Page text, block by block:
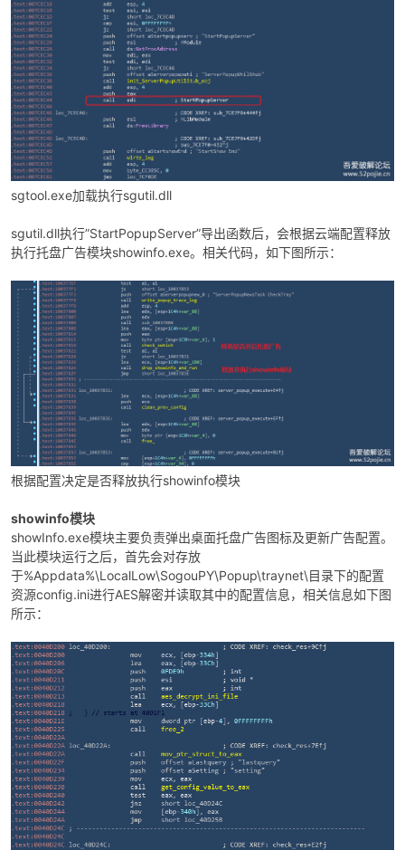
sgtool.exe加载执行sgutil.dll
sgutil.dll执行”StartPopupServer”导出函数后，会根据云端配置释放
执行托盘广告模块showinfo.exe。相关代码，如下图所示：
根据配置决定是否释放执行showinfo模块
showinfo模块
showInfo.exe模块主要负责弹出桌面托盘广告图标及更新广告配置。
当此模块运行之后，首先会对存放
于%Appdata%\LocalLow\SogouPY\Popup\traynet\目录下的配置
资源config.ini进行AES解密并读取其中的配置信息，相关信息如下图
所示：